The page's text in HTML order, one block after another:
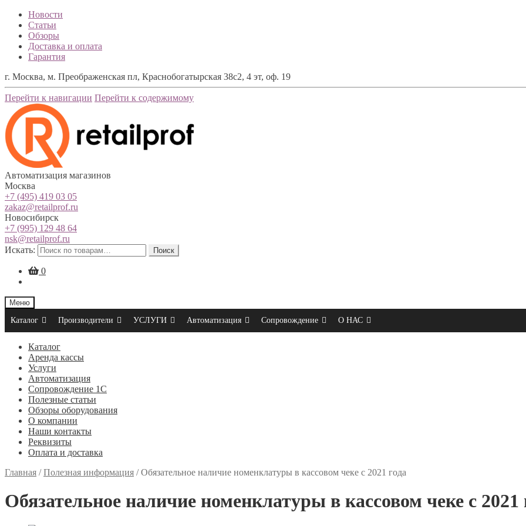
Новости
Статьи
Обзоры
Доставка и оплата
Гарантия
г. Москва, м. Преображенская пл, Краснобогатырская 38с2, 4 эт, оф. 19
Перейти к навигации Перейти к содержимому
Автоматизация магазинов
Москва
+7 (495) 419 03 05
zakaz@retailprof.ru
Новосибирск
+7 (995) 129 48 64
nsk@retailprof.ru
Искать:
Поиск
0
Меню
Каталог
Производители УСЛУГИ Автоматизация Сопровождение О НАС
Каталог
Аренда кассы
Услуги
Автоматизация
Сопровождение 1С
Полезные статьи
Обзоры оборудования
О компании
Наши контакты
Реквизиты
Оплата и доставка
Главная /Полезная информация /Обязательное наличие номенклатуры в кассовом чеке с 2021 года
Обязательное наличие номенклатуры в кассовом чеке с 2021